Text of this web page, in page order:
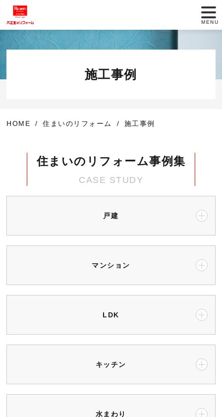
ショールームのご
リフォームの歴史
リフォームのご提案
10の安心
リフォームの流れ
イベント・ピックアップ情報
MENU
施工事例
HOME 住まいのリフォーム 施工事例
住まいのリフォーム事例集
CASE STUDY
戸建
マンション
LDK
キッチン
水まわり